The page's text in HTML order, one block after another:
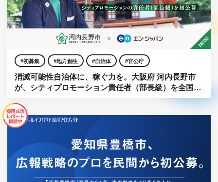
初募集 地方創生 自治体 官公庁
消滅可能性自治体に、稼ぐ力を。大阪府 河内長野市
が、シティプロモーション責任者（部長級）を全国か